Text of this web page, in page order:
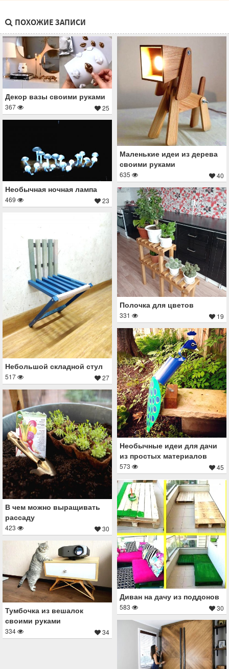
ПОХОЖИЕ ЗАПИСИ
Декор вазы своими руками
367 25
Маленькие идеи из дерева
своими руками
635 40
Необычная ночная лампа
469 23
Полочка для цветов
331 19
Небольшой складной стул
517 27
Необычные идеи для дачи
из простых материалов
573 45
В чем можно выращивать
рассаду
423 30
Диван на дачу из поддонов
583 30
Тумбочка из вешалок
своими руками
334 34